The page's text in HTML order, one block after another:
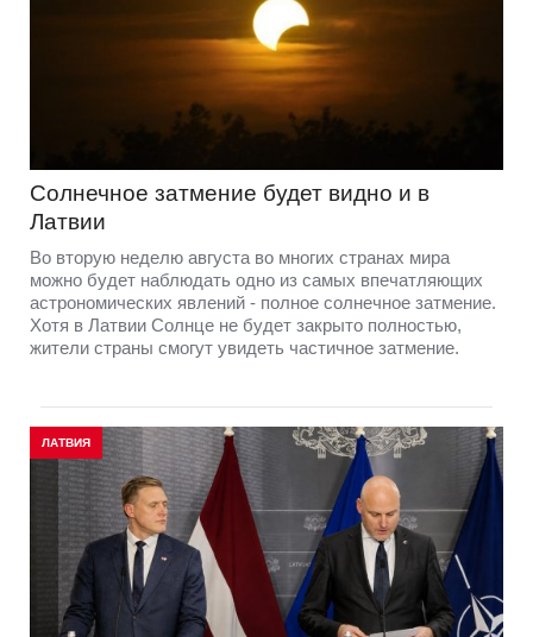
Солнечное затмение будет видно и в
Латвии
Во вторую неделю августа во многих странах мира
можно будет наблюдать одно из самых впечатляющих
астрономических явлений - полное солнечное затмение.
Хотя в Латвии Солнце не будет закрыто полностью,
жители страны смогут увидеть частичное затмение.
ЛАТВИЯ